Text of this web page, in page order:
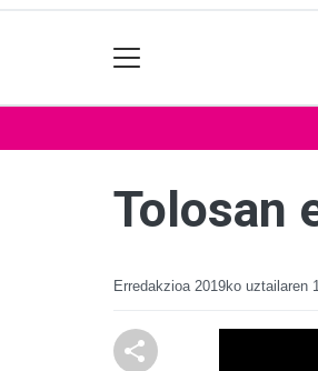
Tolosan
Erredakzioa 2019ko uztailaren